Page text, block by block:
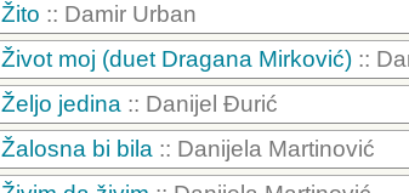
Žito :: Damir Urban
Život moj (duet Dragana Mirković) ::
Željo jedina :: Danijel Đurić
Žalosna bi bila :: Danijela Martinović